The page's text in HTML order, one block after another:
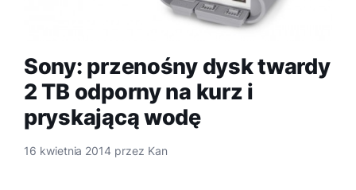
Sony: przenośny dysk twardy
2 TB odporny na kurz i
pryskającą wodę
16 kwietnia 2014 przez Kan